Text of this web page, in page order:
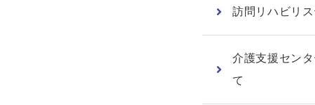
訪問リハビリ
介護支援セン
て